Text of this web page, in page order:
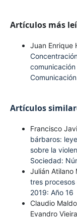
Artículos más
Juan Enrique
Artículos
Francisco
bárbaros:
sobre la
Sociedad:
Julián Atilano
tres procesos
2019: Año 16
Claudio
Evandro